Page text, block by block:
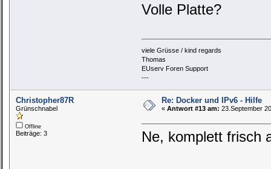
Volle Platte?
viele Grüsse / kind regards
Thomas
EUserv Foren Support
---
Christopher87R
Grünschnabel
Offline
Beiträge: 3
Re: Docker und IPv6 - Hilfe
« Antwort #13 am: 23.September
Ne, komplett frisch